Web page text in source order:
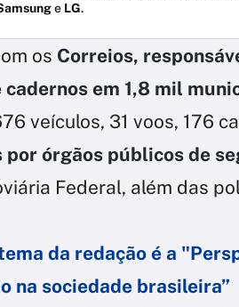
e LG.
os Correios,
em 1,8 mil
veículos, 31 voos, 176
por órgãos públicos de
Federal, além das
da redação é a
na sociedade brasileira”